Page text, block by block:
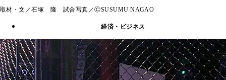
取材・文／石塚 隆 試合写真／ⒸSUSUMU NAGAO
経済・ビジネス